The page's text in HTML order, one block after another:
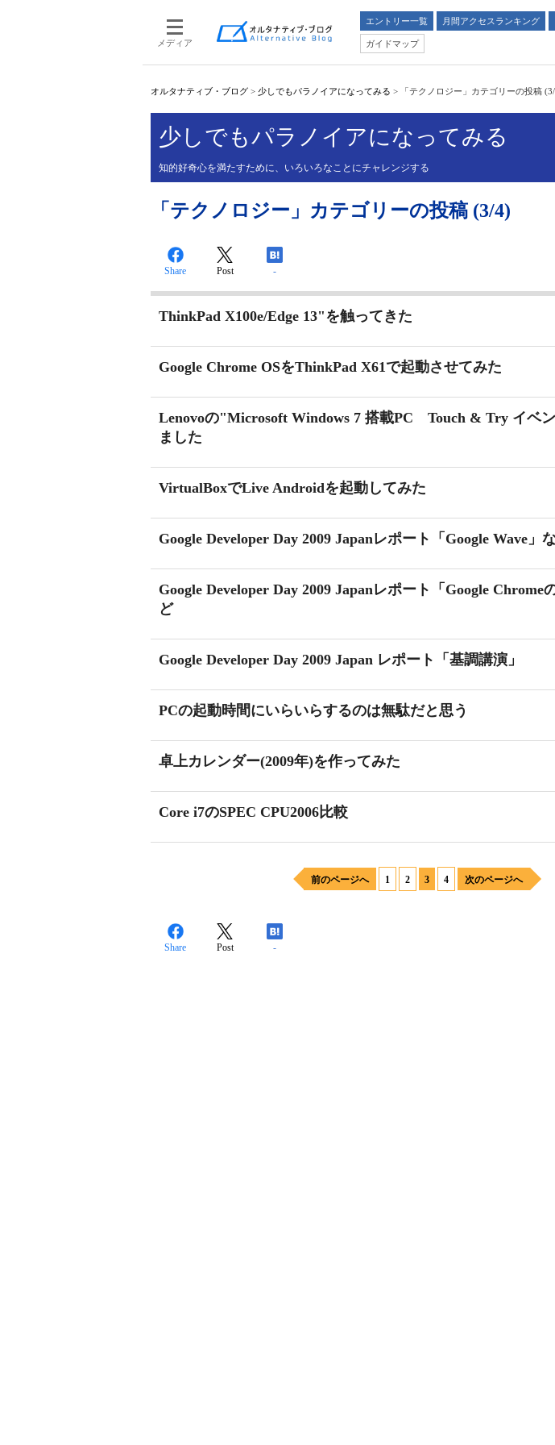
メディア
エントリー一覧 月間アクセスランキング
ガイドマップ
オルタナティブ・ブログ > 少しでもパラノイアになってみる > 「テクノロジー」カテゴリーの投稿
少しでもパラノイアになってみる
知的好奇心を満たすために、いろいろなことにチャレンジする
「テクノロジー」カテゴリーの投稿 (3/4)
Share Post -
ThinkPad X100e/Edge 13"を触ってきた
Google Chrome OSをThinkPad X61で起動させてみた
Lenovoの"Microsoft Windows 7 搭載PC Touch & Try イベ
ました
VirtualBoxでLive Androidを起動してみた
Google Developer Day 2009 Japanレポート「Google Wave」
Google Developer Day 2009 Japanレポート「Google Chrome
ど
Google Developer Day 2009 Japan レポート「基調講演」
PCの起動時間にいらいらするのは無駄だと思う
卓上カレンダー(2009年)を作ってみた
Core i7のSPEC CPU2006比較
前のページへ 1 2 3 4 次のページへ
Share Post -